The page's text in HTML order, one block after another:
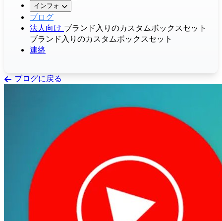
インフォ
ブログ
法人向け ブランド入りのカスタムボックスセット
ブランド入りのカスタムボックスセット
連絡
ブログに戻る